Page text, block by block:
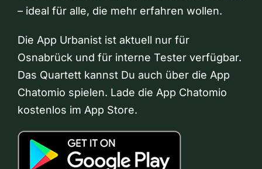
– ideal für alle, die mehr erfahren wollen.
Die App Urbanist ist aktuell nur für
Osnabrück und für interne Tester verfügbar.
Das Quartett kannst Du auch über die App
Chatomio spielen. Lade die App Chatomio
kostenlos im App Store.